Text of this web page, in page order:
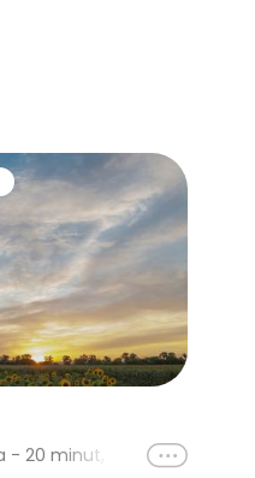
61 lokalizacji: Częstochowa - 20 minut, Kielce - 10 minut, Kraków, Warszawa (Kośmin) - 15 minut, Wrocław, Bydgoszcz - 20 minut, Gliwice - 10 minut, Poznań, Poznań - 15 minut, Poznań - 20 minut, Kielce - 15 minut, Kielce - 20 minut, Pińczów - 10 minut, Pińczów - 15 minut, Warszawa (Kośmin) - 20 minut, Warszawa (Kośmin) - 30 minut, Częstochowa - 10 minut, Toruń (Łysomice) - 20 minut, Toruń (Łysomice) - lot VIP, Bydgoszcz - lot VIP, Nad Górami Świętokrzyskimi - 60 minut, Gorzów Wlkp - 20 minut, Szczecin - 20 minut, Zielona Góra - 20 minut, Warszawa (Chrcynno) - 20 minut, Warszawa (Chrcynno) - 30 minut, Gliwice - 20 minut, Gliwice - 30 minut, Wrocław - 30 minut z filmowaniem, Wrocław - 60 minut z filmowaniem, Jura Krakowsko-Częstochowska - 45 minut, Jura Krakowsko-Częstochowska - 30 minut, Jura Krakowsko-Częstochowska - 15 minut, Rzeszów - 15 minut, Pińczów - 20 minut, Rzeszów - 30 minut, Mazury, Rzeszów - 20 minut, Milicz - 60 minut, Milicz - 30 minut, Milicz - 15 minut, Gorzów Wielkopolski (Trzebicz) - 30 minut, Szczecin - 60 minut, Szczecin - 30 minut, Gorzów Wlkp - 60 minut, Gorzów Wlkp - 30 minut, Zielona Góra - 30 minut, Zielona Góra - 60 minut, Wrocław (Oborniki Śląskie) - 10 minut, Wrocław (Oborniki Śląskie) - 15 minut, Wrocław (Oborniki Śląskie) - 20 minut, Gorzów Wielkopolski (Trzebicz) - 20 minut, Giżycko, Gorzów Wielkopolski - lot w chmurach, Rzeszów - 10 minut, Szczecin - 10 minut, Gorzów Wielkopolski - 10 minut, Pińczów - lot z zawodowym pilotem Boeinga 737, Bydgoszcz - 30 minut, Włocławek (20 min), Włocławek (40 min)
Ikona